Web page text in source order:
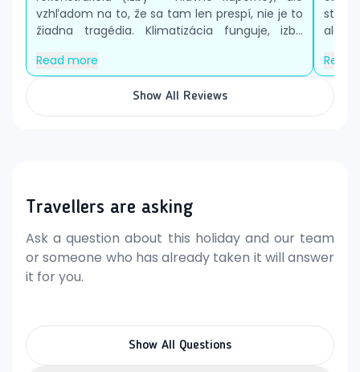
detskú postieľku zdarma na vyžiadanie.
Možnosť večere v reštaurácii à la carte (1x za
pobyt, nutná rezervácia)
K dispozícii sú vybrané miestne alkoholické a
nealkoholické nápoje (10.00-24.00 hod.)
Platby sú akceptované prostredníctvom VISA a EC/MC.
druhy masáží a relaxačných procedúr
poskytovaných služieb a aktivít môžu byť ovplyvnené
zavedením hygienických či protiepidemických
opatrení v danej destinácii.
vzhľadom na to, že sa tam len prespí, nie je to
žiadna tragédia. Klimatizácia funguje, izb...
Read more
ale
Read
Show All Reviews
Travellers are asking
Ask a question about this holiday and our team
or someone who has already taken it will answer
it for you.
Show All Questions